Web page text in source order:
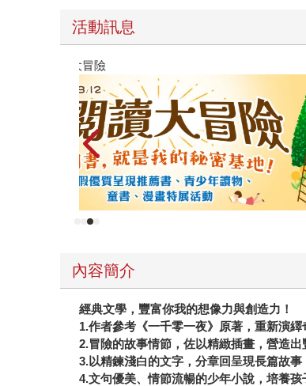
活動訊息
高功能倖存者：如果不「有用」，我還值
內容簡介
經典文學，豐富你我的想像力與創造力！
1.作者參考《一千零一夜》原著，重新演繹
2.冒險的故事情節，佐以精緻插畫，營造出
3.以精鍊淺白的文字，分章回呈現長篇故事
4.文句優美、情節流暢的少年小說，培養孩